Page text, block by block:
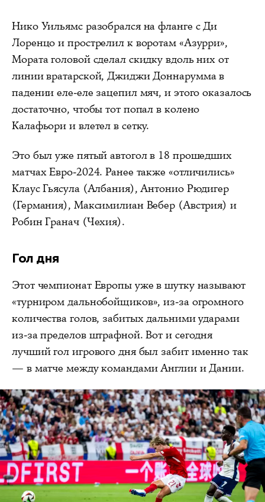
Нико Уильямс разобрался на фланге с Ди
Лоренцо и прострелил к воротам «Азурри»,
Мората головой сделал скидку вдоль них от
линии вратарской, Джиджи Доннарумма в
падении еле-еле зацепил мяч, и этого оказалось
достаточно, чтобы тот попал в колено
Калафьори и влетел в сетку.
Это был уже пятый автогол в 18 прошедших
матчах Евро-2024. Ранее также «отличились»
Клаус Гьясула (Албания), Антонио Рюдигер
(Германия), Максимилиан Вебер (Австрия) и
Робин Гранач (Чехия).
Гол дня
Этот чемпионат Европы уже в шутку называют
«турниром дальнобойщиков», из-за огромного
количества голов, забитых дальними ударами
из-за пределов штрафной. Вот и сегодня
лучший гол игрового дня был забит именно так
— в матче между командами Англии и Дании.